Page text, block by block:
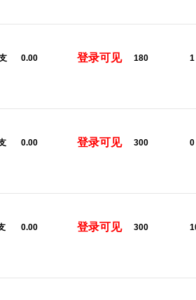
0.00 登录可见 180 1
0.00 登录可见 300 0
0.00 登录可见 300